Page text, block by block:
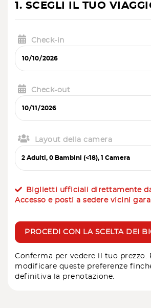
1. SCEGLI IL TUO
Check-in
Check-out
Layout della camera
Biglietti ufficiali direttamente
Accesso e posti a sedere vicini
PROCEDI CON LA SCELTA DEI
Conferma per vedere il tuo prezzo.
modificare queste preferenze
definitiva la prenotazione.